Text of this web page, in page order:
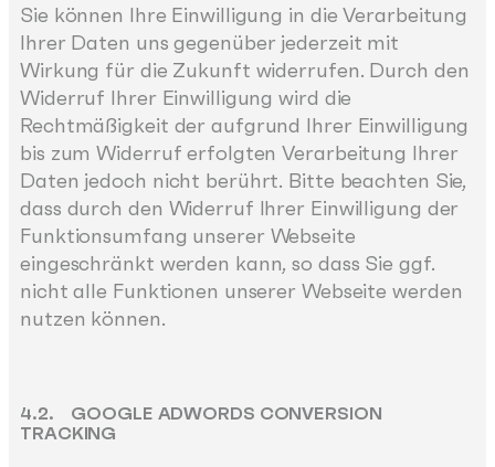
Sie können Ihre Einwilligung in die Verarbeitung
Ihrer Daten uns gegenüber jederzeit mit
Wirkung für die Zukunft widerrufen. Durch den
Widerruf Ihrer Einwilligung wird die
Rechtmäßigkeit der aufgrund Ihrer Einwilligung
bis zum Widerruf erfolgten Verarbeitung Ihrer
Daten jedoch nicht berührt. Bitte beachten Sie,
dass durch den Widerruf Ihrer Einwilligung der
Funktionsumfang unserer Webseite
eingeschränkt werden kann, so dass Sie ggf.
nicht alle Funktionen unserer Webseite werden
nutzen können.
4.2. GOOGLE ADWORDS CONVERSION
TRACKING